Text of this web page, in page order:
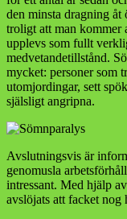
den minsta dragning
troligt att man kommer
upplevs som fullt
medvetandetillstånd.
mycket: personer som
utomjordingar, sett
själsligt angripna.
Avslutningsvis är
genomusla
intressant. Med hjälp
avslöjats att facket nog